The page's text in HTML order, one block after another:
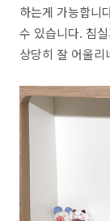
하는게 가능합니
수 있습니다. 침
상당히 잘 어울리